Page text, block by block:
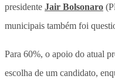
presidente Jair Bolsonaro
municipais também foi
Para 60%, o apoio do atual
escolha de um candidato,